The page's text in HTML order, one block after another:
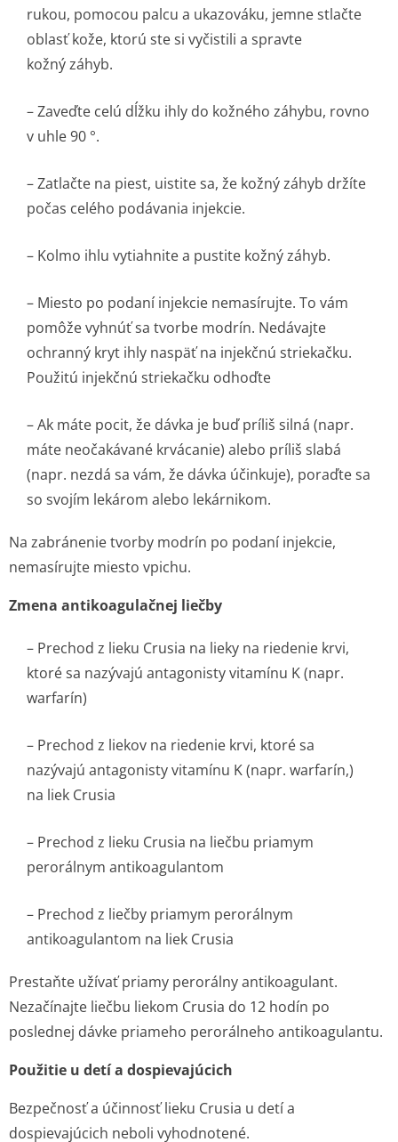
rukou, pomocou palcu a ukazováku, jemne stlačte
oblasť kože, ktorú ste si vyčistili a spravte
kožný záhyb.
– Zaveďte celú dĺžku ihly do kožného záhybu, rovno
v uhle 90 °.
– Zatlačte na piest, uistite sa, že kožný záhyb držíte
počas celého podávania injekcie.
– Kolmo ihlu vytiahnite a pustite kožný záhyb.
– Miesto po podaní injekcie nemasírujte. To vám
pomôže vyhnúť sa tvorbe modrín. Nedávajte
ochranný kryt ihly naspäť na injekčnú striekačku.
Použitú injekčnú striekačku odhoďte
– Ak máte pocit, že dávka je buď príliš silná (napr.
máte neočakávané krvácanie) alebo príliš slabá
(napr. nezdá sa vám, že dávka účinkuje), poraďte sa
so svojím lekárom alebo lekárnikom.
Na zabránenie tvorby modrín po podaní injekcie,
nemasírujte miesto vpichu.
Zmena antikoagulačnej liečby
– Prechod z lieku Crusia na lieky na riedenie krvi,
ktoré sa nazývajú antagonisty vitamínu K (napr.
warfarín)
– Prechod z liekov na riedenie krvi, ktoré sa
nazývajú antagonisty vitamínu K (napr. warfarín,)
na liek Crusia
– Prechod z lieku Crusia na liečbu priamym
perorálnym antikoagulantom
– Prechod z liečby priamym perorálnym
antikoagulantom na liek Crusia
Prestaňte užívať priamy perorálny antikoagulant.
Nezačínajte liečbu liekom Crusia do 12 hodín po
poslednej dávke priameho perorálneho antikoagulantu.
Použitie u detí a dospievajúcich
Bezpečnosť a účinnosť lieku Crusia u detí a
dospievajúcich neboli vyhodnotené.